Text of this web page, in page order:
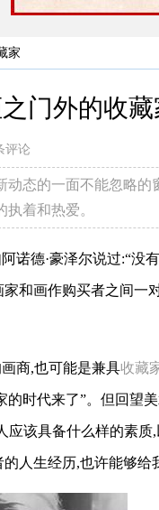
家
门外的收藏
评论
态的一面不能忽略的
着和热爱。
诺德·豪泽尔说过:“没
和画作购买者之间一
商,也可能是兼具收藏
时代来了”。但回望
该具备什么样的素质
人生经历,也许能够给